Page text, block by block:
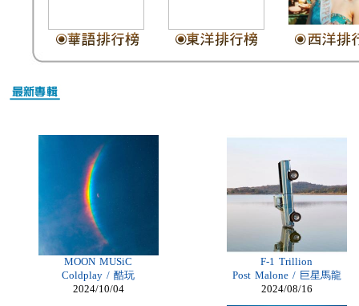
Christian Louboutin Schuhe Outlet
Nike Air Max Kaufen Schweiz
Billig Nike Air Max
Billiga Moncler Jacka
Longchamp Pas Cher
Billiga Nike Air Max
moncler online shop
cheap mbt shoes
moncler jas heren
billig adidas yeezy
longchamp outlet uk
Cheap Longchamp Bags
Christian Louboutin Homme pas cher
MOON MUSiC
Coldplay / 酷玩
2024/10/04
F-1 Trillion
Post Malone / 巨星馬龍
2024/08/16